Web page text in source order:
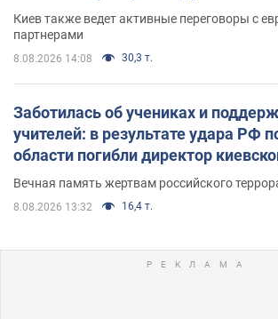
Киев также ведет активные переговоры с
партнерами
8.08.2026 14:08 30,3 т.
Заботилась об учениках и
учителей: в результате удара РФ
области погибли директор
муж и внук
Вечная память жертвам российского
8.08.2026 13:32 16,4 т.